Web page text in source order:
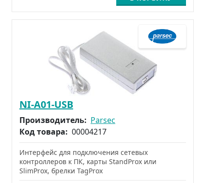
NI-A01-USB
Производитель: Parsec
Код товара: 00004217
Интерфейс для подключения сетевых
контроллеров к ПК, карты StandProx или
SlimProx, брелки TagProx